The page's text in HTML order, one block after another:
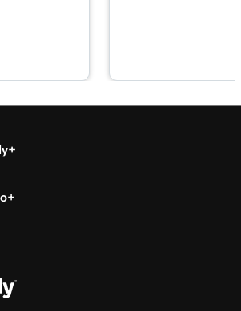
20)
formulario 1099-K en el Centro
1m 30s
de transacciones en